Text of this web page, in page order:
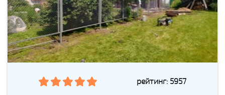
рейтинг: 5957